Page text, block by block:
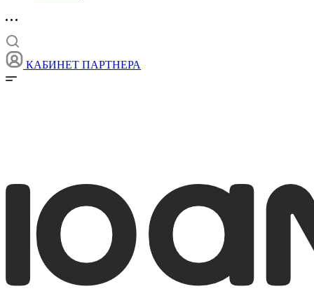
КАБИНЕТ ПАРТНЕРА